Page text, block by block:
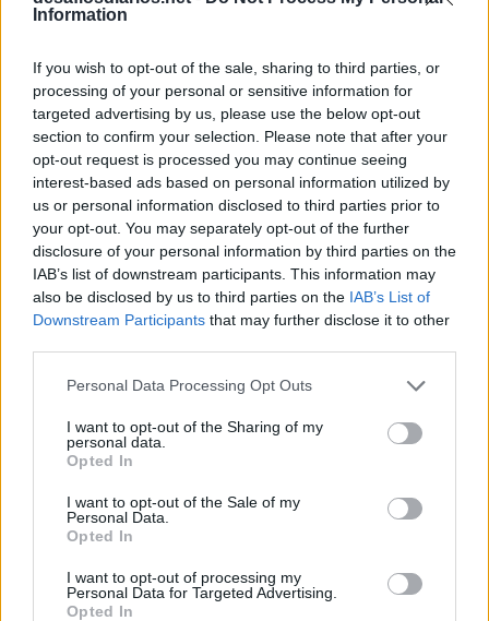
Information
If you wish to opt-out of the sale, sharing to third parties, or
processing of your personal or sensitive information for
targeted advertising by us, please use the below opt-out
section to confirm your selection. Please note that after your
opt-out request is processed you may continue seeing
interest-based ads based on personal information utilized by
us or personal information disclosed to third parties prior to
your opt-out. You may separately opt-out of the further
disclosure of your personal information by third parties on the
IAB’s list of downstream participants. This information may
also be disclosed by us to third parties on the IAB’s List of
Downstream Participants that may further disclose it to other
Personal Data Processing Opt Outs
I want to opt-out of the Sharing of my
personal data.
Opted In
I want to opt-out of the Sale of my
Personal Data.
Opted In
I want to opt-out of processing my
Personal Data for Targeted Advertising.
Opted In
A
L A
S
R
E C U
O
S
U B A
Animal roedor de hábitos noturnos :
P
A C
A
Raça bovina de pelo curto e ruivo:
C
A R A C
U
Uma escola de samba é dividida por elas
L A
S
Fruta doce que parece uma vagem
N G
Á